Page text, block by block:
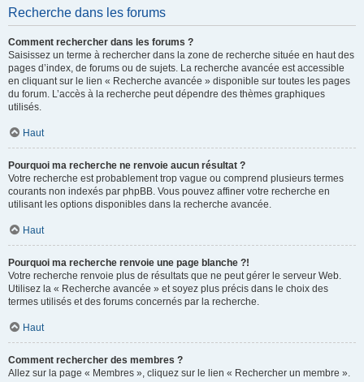
Recherche dans les forums
Comment rechercher dans les forums ?
Saisissez un terme à rechercher dans la zone de recherche située en haut des
pages d’index, de forums ou de sujets. La recherche avancée est accessible
en cliquant sur le lien « Recherche avancée » disponible sur toutes les pages
du forum. L’accès à la recherche peut dépendre des thèmes graphiques
utilisés.
Haut
Pourquoi ma recherche ne renvoie aucun résultat ?
Votre recherche est probablement trop vague ou comprend plusieurs termes
courants non indexés par phpBB. Vous pouvez affiner votre recherche en
utilisant les options disponibles dans la recherche avancée.
Haut
Pourquoi ma recherche renvoie une page blanche ?!
Votre recherche renvoie plus de résultats que ne peut gérer le serveur Web.
Utilisez la « Recherche avancée » et soyez plus précis dans le choix des
termes utilisés et des forums concernés par la recherche.
Haut
Comment rechercher des membres ?
Allez sur la page « Membres », cliquez sur le lien « Rechercher un membre ».